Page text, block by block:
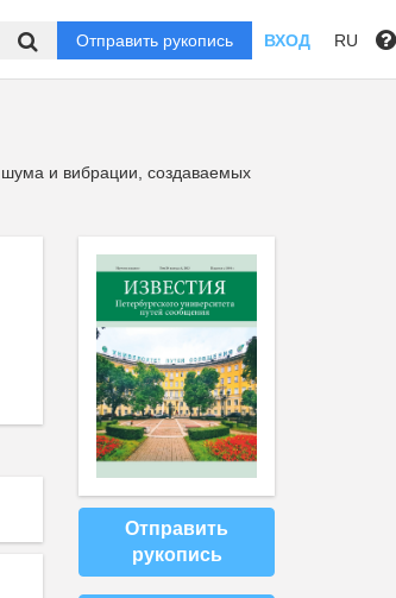
Отправить рукопись ВХОД RU
шума и вибрации, создаваемых
Отправить
рукопись